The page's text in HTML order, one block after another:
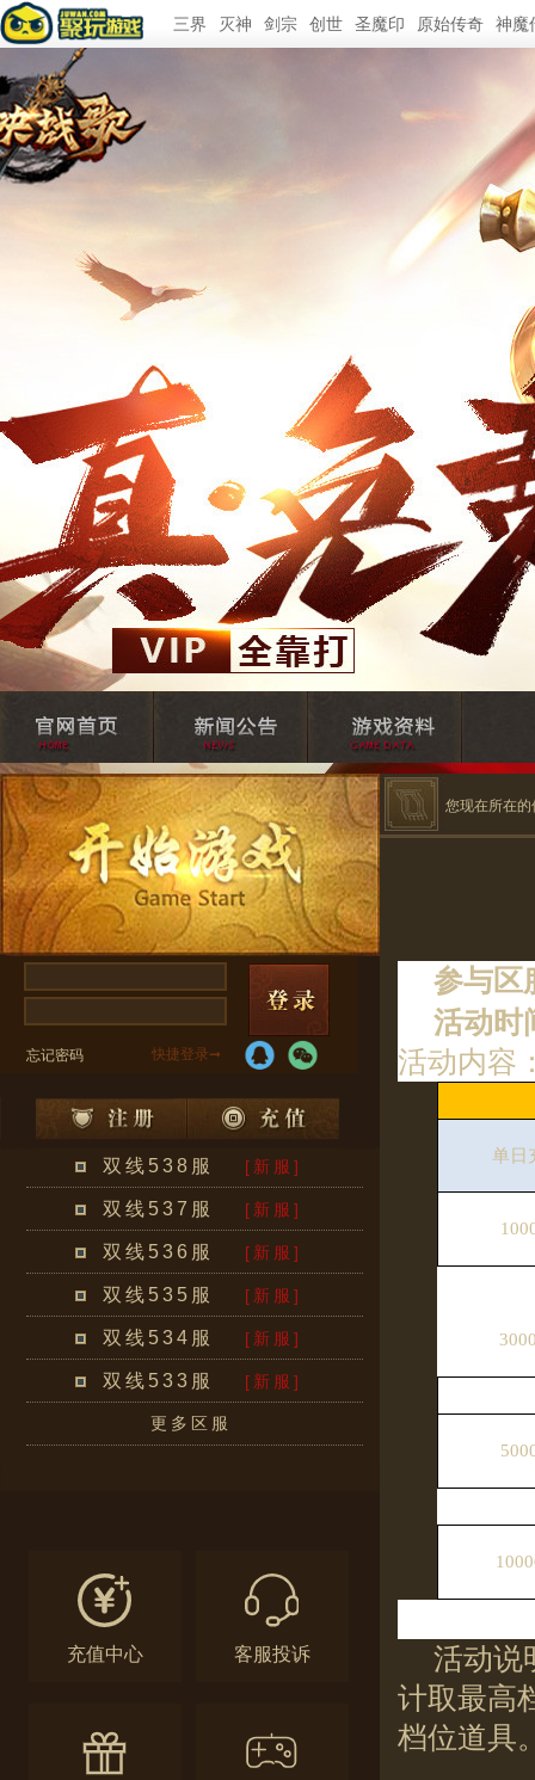
三界 灭神 剑宗 创世 圣魔印 原始传奇 神魔
双线538服 [新服]
双线537服 [新服]
双线536服 [新服]
双线535服 [新服]
双线534服 [新服]
双线533服 [新服]
更多区服
充值中心 客服投诉
您现在所在
参与区
活动时
活动内容
单日
活动说
计取最高
档位道具